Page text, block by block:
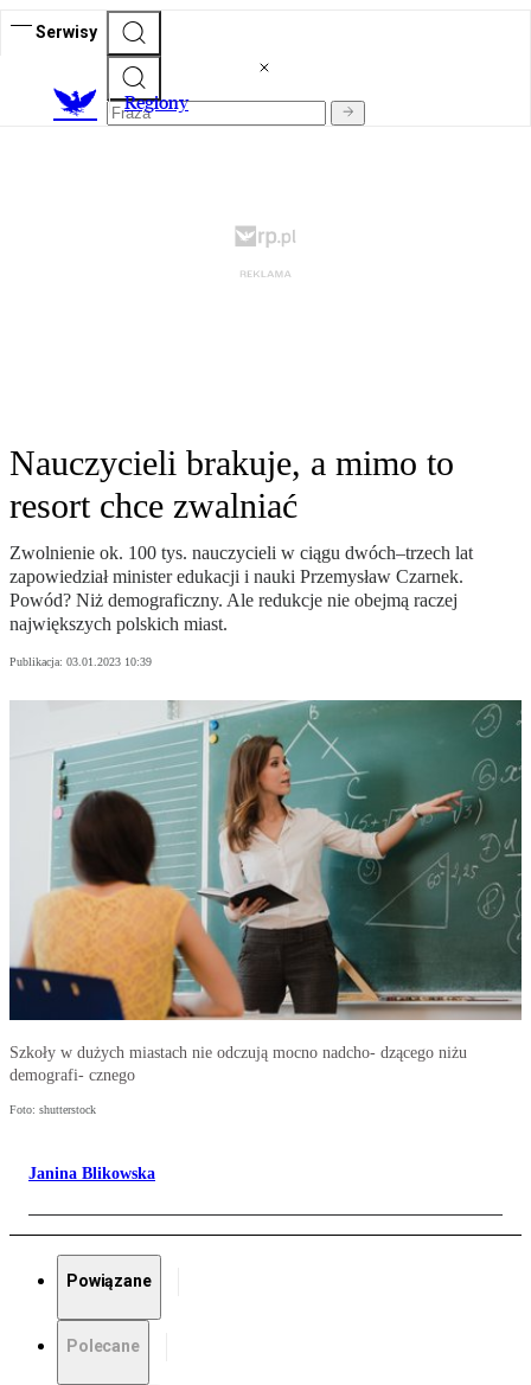
Serwisy
Regiony
Nauczycieli brakuje, a mimo to
resort chce zwalniać
Zwolnienie ok. 100 tys. nauczycieli w ciągu dwóch–trzech lat
zapowiedział minister edukacji i nauki Przemysław Czarnek.
Powód? Niż demograficzny. Ale redukcje nie obejmą raczej
największych polskich miast.
Publikacja: 03.01.2023 10:39
Szkoły w dużych miastach nie odczują mocno nadcho- dzącego niżu
demografi- cznego
Foto: shutterstock
Janina Blikowska
Powiązane
Polecane